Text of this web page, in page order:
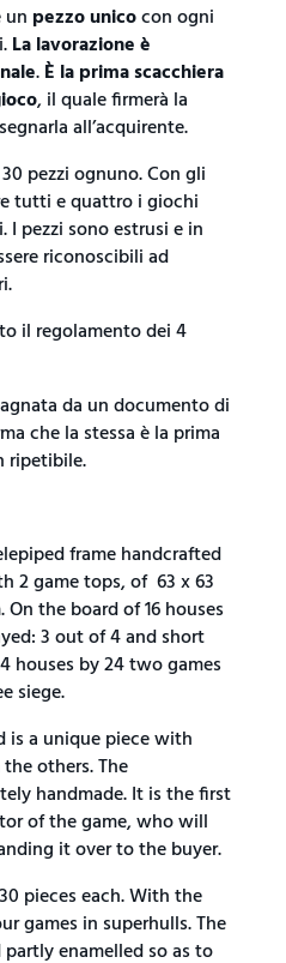
un pezzo unicocon ogni
La lavorazione è
.È la prima scacchiera
, il quale firmerà la
all’acquirente.
pezzi ognuno. Con gli
tutti e quattro i giochi
I pezzi sono estrusi e in
riconoscibili ad
il regolamento dei 4
da un documento di
che la stessa è la prima
ripetibile.
frame handcrafted
2 game tops, of 63 x 63
the board of 16 houses
3 out of 4 and short
houses by 24 two games
siege.
is a unique piece with
others. The
handmade. It is the first
of the game, who will
it over to the buyer.
pieces each. With the
games in superhulls. The
enamelled so as to